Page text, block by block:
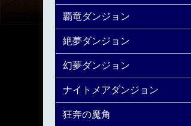
覇竜ダンジョン
絶夢ダンジョン
幻夢ダンジョン
ナイトメアダンジョン
狂奔の魔角